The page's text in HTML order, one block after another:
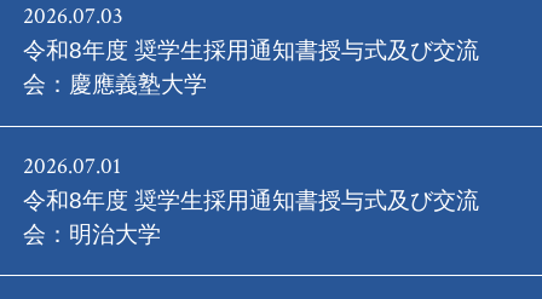
2026.07.03
令和8年度 奨学生採用通知書授与式及び交流
会：慶應義塾大学
2026.07.01
令和8年度 奨学生採用通知書授与式及び交流
会：明治大学